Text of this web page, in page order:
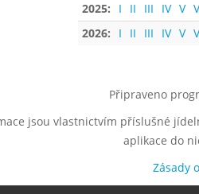
2025:
I II III IV V
2026:
I II III IV V
Připraveno
jsou vlastnictvím příslušné
aplikace do
Zásady